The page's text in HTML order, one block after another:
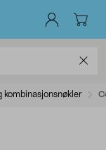
kombinasjonsnøkler